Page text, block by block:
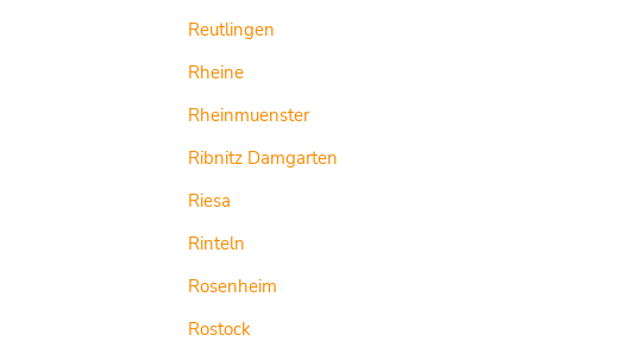
Reutlingen
Rheine
Rheinmuenster
Ribnitz Damgarten
Riesa
Rinteln
Rosenheim
Rostock